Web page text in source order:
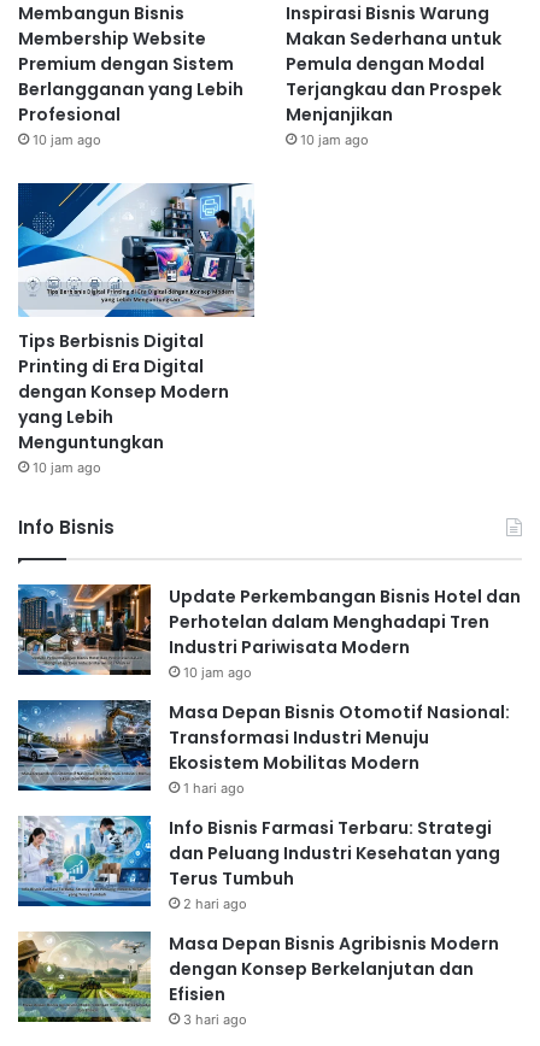
Membangun Bisnis
Membership Website
Premium dengan Sistem
Berlangganan yang Lebih
Profesional
10 jam ago
Inspirasi Bisnis Warung
Makan Sederhana untuk
Pemula dengan Modal
Terjangkau dan Prospek
Menjanjikan
10 jam ago
Tips Berbisnis Digital
Printing di Era Digital
dengan Konsep Modern
yang Lebih
Menguntungkan
10 jam ago
Info Bisnis
Update Perkembangan Bisnis Hotel dan
Perhotelan dalam Menghadapi Tren
Industri Pariwisata Modern
10 jam ago
Masa Depan Bisnis Otomotif Nasional:
Transformasi Industri Menuju
Ekosistem Mobilitas Modern
1 hari ago
Info Bisnis Farmasi Terbaru: Strategi
dan Peluang Industri Kesehatan yang
Terus Tumbuh
2 hari ago
Masa Depan Bisnis Agribisnis Modern
dengan Konsep Berkelanjutan dan
Efisien
3 hari ago